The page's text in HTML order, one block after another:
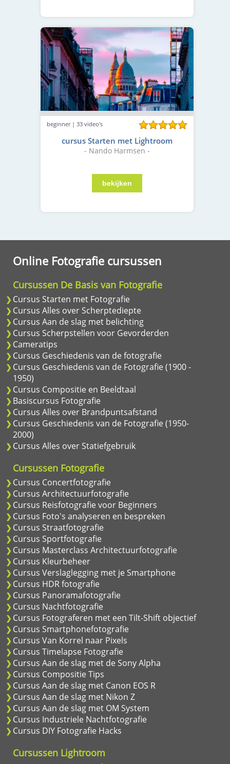
beginner | 33 video's
cursus Starten met Lightroom
- Nando Harmsen -
Online Fotografie cursussen
Cursussen De Basis van Fotografie
Cursus Starten met Fotografie
Cursus Alles over Scherptediepte
Cursus Aan de slag met belichting
Cursus Scherpstellen voor Gevorderden
Cameratips
Cursus Geschiedenis van de fotografie
Cursus Geschiedenis van de Fotografie (1900 -
1950)
Cursus Compositie en Beeldtaal
Basiscursus Fotografie
Cursus Alles over Brandpuntsafstand
Cursus Geschiedenis van de Fotografie (1950-
2000)
Cursus Alles over Statiefgebruik
Cursussen Fotografie
Cursus Concertfotografie
Cursus Architectuurfotografie
Cursus Reisfotografie voor Beginners
Cursus Foto's analyseren en bespreken
Cursus Straatfotografie
Cursus Sportfotografie
Cursus Masterclass Architectuurfotografie
Cursus Kleurbeheer
Cursus Verslaglegging met je Smartphone
Cursus HDR fotografie
Cursus Panoramafotografie
Cursus Nachtfotografie
Cursus Fotograferen met een Tilt-Shift objectief
Cursus Smartphonefotografie
Cursus Van Korrel naar Pixels
Cursus Timelapse Fotografie
Cursus Aan de slag met de Sony Alpha
Cursus Compositie Tips
Cursus Aan de slag met Canon EOS R
Cursus Aan de slag met Nikon Z
Cursus Aan de slag met OM System
Cursus Industriele Nachtfotografie
Cursus DIY Fotografie Hacks
Cursussen Lightroom